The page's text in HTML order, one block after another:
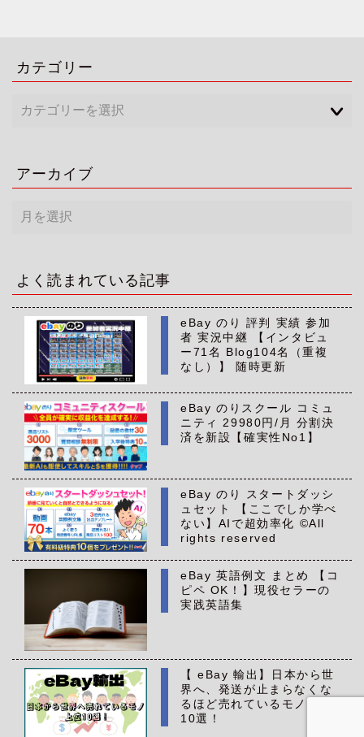
カテゴリー
アーカイブ
ア
ー
ブ
よく読まれている記事
eBay のり 評判 実績 参加
者 実況中継 【インタビュ
ー71名 Blog104名（重複
なし）】 随時更新
eBay のりスクール コミュ
ニティ 29980円/月 分割決
済を新設【確実性No1】
eBay のり スタートダッシ
ュセット 【ここでしか学べ
ない】AIで超効率化 ©All
rights reserved
eBay 英語例文 まとめ 【コ
ピペ OK！】現役セラーの
実践英語集
【 eBay 輸出】日本から世
界へ、発送が止まらなくな
るほど売れているモノ 上位
10選！